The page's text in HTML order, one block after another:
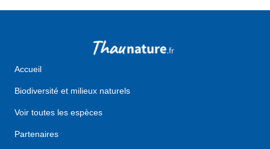
Accueil
Biodiversité et milieux naturels
Voir toutes les espèces
Partenaires